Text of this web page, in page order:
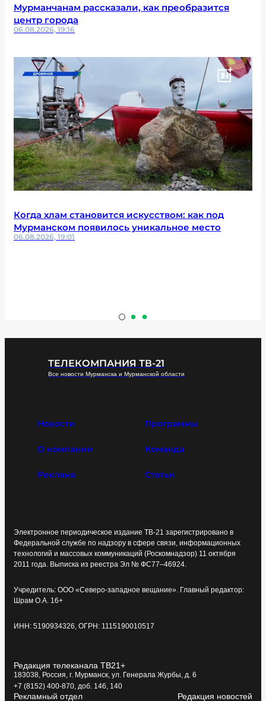
Мурманчанам рассказали, как преобразится
центр города
06.08.2026, 19:16
Когда хлам становится искусством: как под
Мурманском появилось уникальное место
06.08.2026, 19:01
ТЕЛЕКОМПАНИЯ ТВ-21
Все новости Мурманска и Мурманской области
Новости Программы
О компании Команда
Реклама Статьи
Электронное периодическое издание ТВ-21 зарегистрировано в
Федеральной службе по надзору в сфере связи, информационных
технологий и массовых коммуникаций (Роскомнадзор) 11 октября
2011 года. Выписка из реестра Эл № ФС77–46924.
Учредитель: ООО «Северо-западное вещание». Главный редактор:
Шрам О.А. 16+
ИНН: 5190934326, ОГРН: 1115190010517
Редакция телеканала ТВ21+
183038, Россия, г. Мурманск, ул. Генерала Журбы, д. 6
+7 (8152) 400-870, доб. 146, 140
Рекламный отдел Редакция новостей